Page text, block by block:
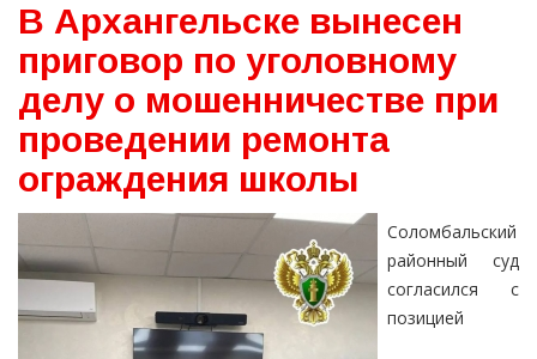
В Архангельске вынесен
приговор по уголовному
делу о мошенничестве при
проведении ремонта
ограждения школы
Соломбальский
районный суд
согласился с
позицией